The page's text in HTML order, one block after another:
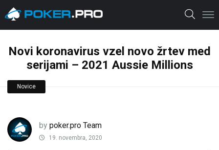
Novi koronavirus vzel novo žrtev med
serijami – 2021 Aussie Millions
Novice
by poker.pro Team
19. novembra, 2020